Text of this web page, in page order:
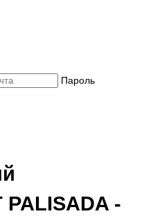
Пароль
PALISADA -